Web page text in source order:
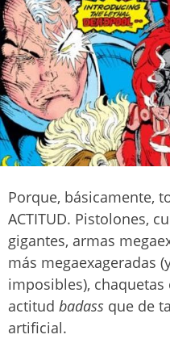
Porque, básicamente,
ACTITUD. Pistolones,
gigantes, armas
más megaexageradas
imposibles),
actitud badass que de
artificial.